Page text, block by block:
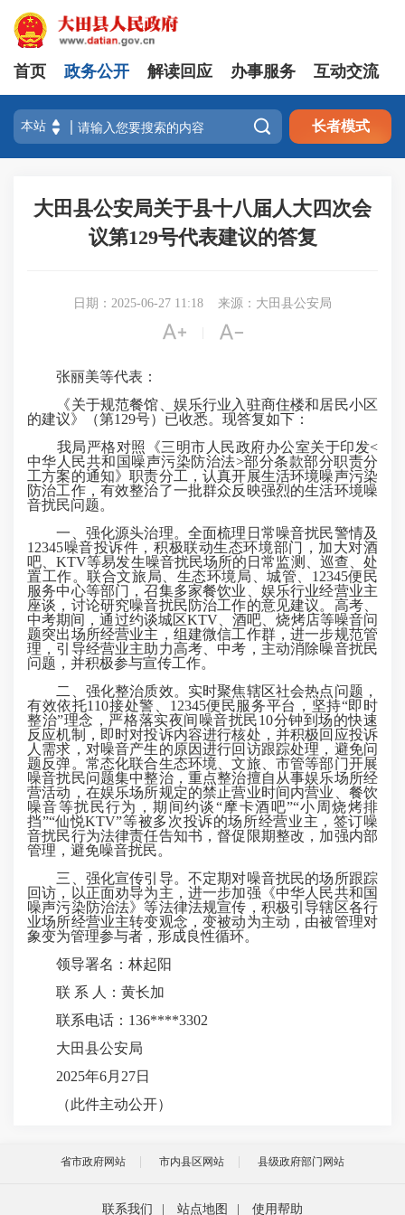
首页 政务公开 解读回应 办事服务 互动交流
 长者模式
大田县公安局关于县十八届人大四次会
议第129号代表建议的答复
日期：2025-06-27 11:18 来源：大田县公安局
 
张丽美等代表：
《关于规范餐馆、娱乐行业入驻商住楼和居民小区
的建议》（第129号）已收悉。现答复如下：
我局严格对照《三明市人民政府办公室关于印发<
中华人民共和国噪声污染防治法>部分条款部分职责分
工方案的通知》职责分工，认真开展生活环境噪声污染
防治工作，有效整治了一批群众反映强烈的生活环境噪
音扰民问题。
一、强化源头治理。全面梳理日常噪音扰民警情及
12345噪音投诉件，积极联动生态环境部门，加大对酒
吧、KTV等易发生噪音扰民场所的日常监测、巡查、处
置工作。联合文旅局、生态环境局、城管、12345便民
服务中心等部门，召集多家餐饮业、娱乐行业经营业主
座谈，讨论研究噪音扰民防治工作的意见建议。高考、
中考期间，通过约谈城区KTV、酒吧、烧烤店等噪音问
题突出场所经营业主，组建微信工作群，进一步规范管
理，引导经营业主助力高考、中考，主动消除噪音扰民
问题，并积极参与宣传工作。
二、强化整治质效。实时聚焦辖区社会热点问题，
有效依托110接处警、12345便民服务平台，坚持“即时
整治”理念，严格落实夜间噪音扰民10分钟到场的快速
反应机制，即时对投诉内容进行核处，并积极回应投诉
人需求，对噪音产生的原因进行回访跟踪处理，避免问
题反弹。常态化联合生态环境、文旅、市管等部门开展
噪音扰民问题集中整治，重点整治擅自从事娱乐场所经
营活动，在娱乐场所规定的禁止营业时间内营业、餐饮
噪音等扰民行为，期间约谈“摩卡酒吧”“小周烧烤排
挡”“仙悦KTV”等被多次投诉的场所经营业主，签订噪
音扰民行为法律责任告知书，督促限期整改，加强内部
管理，避免噪音扰民。
三、强化宣传引导。不定期对噪音扰民的场所跟踪
回访，以正面劝导为主，进一步加强《中华人民共和国
噪声污染防治法》等法律法规宣传，积极引导辖区各行
业场所经营业主转变观念，变被动为主动，由被管理对
象变为管理参与者，形成良性循环。
领导署名：林起阳
联 系 人：黄长加
联系电话：136****3302
大田县公安局
2025年6月27日
（此件主动公开）
省市政府网站 市内县区网站 县级政府部门网站
联系我们 站点地图 使用帮助